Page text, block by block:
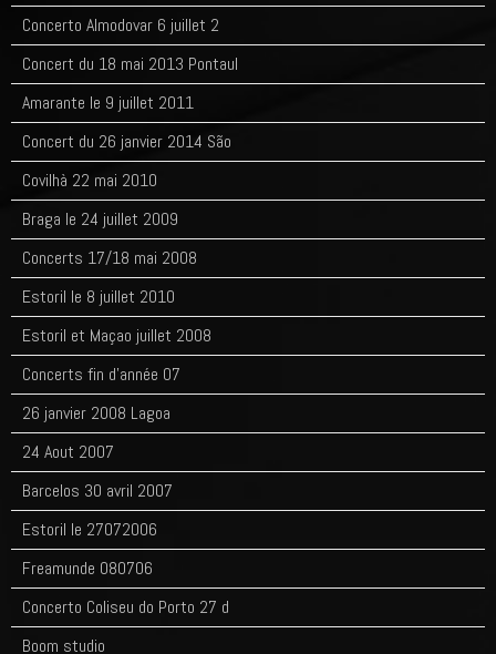
Concerto Almodovar 6 juillet 2
Concert du 18 mai 2013 Pontaul
Amarante le 9 juillet 2011
Concert du 26 janvier 2014 São
Covilhà 22 mai 2010
Braga le 24 juillet 2009
Concerts 17/18 mai 2008
Estoril le 8 juillet 2010
Estoril et Maçao juillet 2008
Concerts fin d'année 07
26 janvier 2008 Lagoa
24 Aout 2007
Barcelos 30 avril 2007
Estoril le 27072006
Freamunde 080706
Concerto Coliseu do Porto 27 d
Boom studio